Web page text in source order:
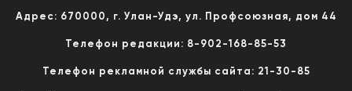
Адрес: 670000, г. Улан-Удэ, ул. Профсоюзная, дом 44
Телефон редакции: 8-902-168-85-53
Телефон рекламной службы сайта: 21-30-85